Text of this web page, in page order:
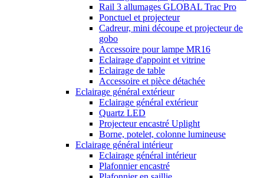
Rail 3 allumages GLOBAL Trac Pro
Ponctuel et projecteur
Cadreur, mini découpe et projecteur de
gobo
Accessoire pour lampe MR16
Eclairage d'appoint et vitrine
Eclairage de table
Accessoire et pièce détachée
Eclairage général extérieur
Eclairage général extérieur
Quartz LED
Projecteur encastré Uplight
Borne, potelet, colonne lumineuse
Eclairage général intérieur
Eclairage général intérieur
Plafonnier encastré